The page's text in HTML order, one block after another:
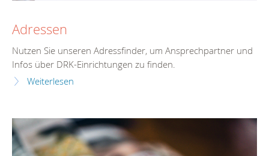
Adressen
Nutzen Sie unseren Adressfinder, um Ansprechpartner und
Infos über DRK-Einrichtungen zu finden.
Weiterlesen